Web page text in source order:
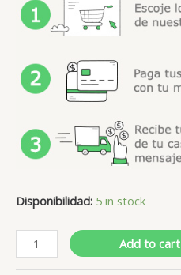
Disponibilidad: 5 in stock
Add to cart